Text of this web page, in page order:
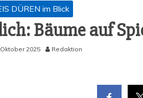
DÜREN im Blick
Bäu­me auf
2025 Redaktion